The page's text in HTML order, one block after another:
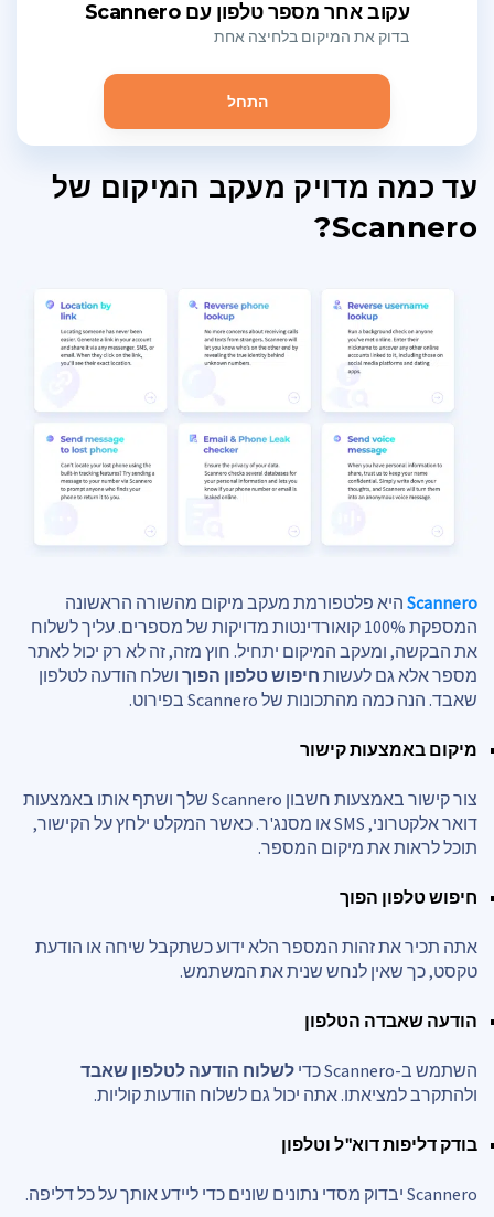
עקוב אחר מספר טלפון עם Scannero
בדוק את המיקום בלחיצה אחת
התחל
עד כמה מדויק מעקב המיקום של
Scannero?
Scannero היא פלטפורמת מעקב מיקום מהשורה הראשונה
המספקת 100% קואורדינטות מדויקות של מספרים. עליך לשלוח
את הבקשה, ומעקב המיקום יתחיל. חוץ מזה, זה לא רק יכול לאתר
מספר אלא גם לעשות חיפוש טלפון הפוך ושלח הודעה לטלפון
שאבד. הנה כמה מהתכונות של Scannero בפירוט.
מיקום באמצעות קישור
צור קישור באמצעות חשבון Scannero שלך ושתף אותו באמצעות
דואר אלקטרוני, SMS או מסנג'ר. כאשר המקלט ילחץ על הקישור,
תוכל לראות את מיקום המספר.
חיפוש טלפון הפוך
אתה תכיר את זהות המספר הלא ידוע כשתקבל שיחה או הודעת
טקסט, כך שאין לנחש שנית את המשתמש.
הודעה שאבדה הטלפון
השתמש ב-Scannero כדי
לשלוח הודעה לטלפון שאבד
ולהתקרב למציאתו. אתה יכול גם לשלוח הודעות קוליות.
בודק דליפות דוא"ל וטלפון
Scannero יבדוק מסדי נתונים שונים כדי ליידע אותך על כל דליפה.